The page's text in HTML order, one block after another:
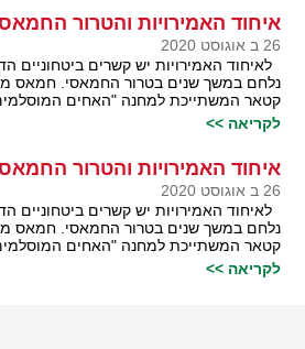
איחוד האמירויות והטרור
26 ב אוגוסט 2020
לאיחוד האמירויות יש קשרים ביטחוניים
נלחם במשך שנים בטרור החמאסי. חמאס
קטאר המשתייכת למחנה "האחים
לקריאה >>
איחוד האמירויות והטרור
26 ב אוגוסט 2020
לאיחוד האמירויות יש קשרים ביטחוניים
נלחם במשך שנים בטרור החמאסי. חמאס
קטאר המשתייכת למחנה "האחים
לקריאה >>